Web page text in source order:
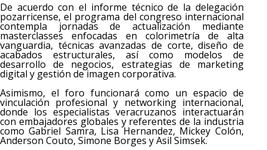
​De acuerdo con el informe técnico de la delegación
pozarricense, el programa del congreso internacional
contempla jornadas de actualización mediante
masterclasses enfocadas en colorimetría de alta
vanguardia, técnicas avanzadas de corte, diseño de
acabados estructurales, así como modelos de
desarrollo de negocios, estrategias de marketing
digital y gestión de imagen corporativa.
​Asimismo, el foro funcionará como un espacio de
vinculación profesional y networking internacional,
donde los especialistas veracruzanos interactuarán
con embajadores globales y referentes de la industria
como Gabriel Samra, Lisa Hernandez, Mickey Colón,
Anderson Couto, Simone Borges y Asil Simsek.